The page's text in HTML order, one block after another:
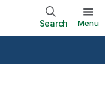
Search Menu